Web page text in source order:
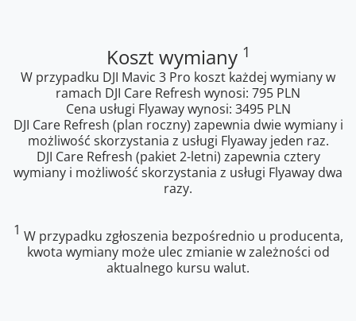
Koszt wymiany 1
W przypadku DJI Mavic 3 Pro koszt każdej wymiany w
ramach DJI Care Refresh wynosi: 795 PLN
Cena usługi Flyaway wynosi: 3495 PLN
DJI Care Refresh (plan roczny) zapewnia dwie wymiany i
możliwość skorzystania z usługi Flyaway jeden raz.
DJI Care Refresh (pakiet 2-letni) zapewnia cztery
wymiany i możliwość skorzystania z usługi Flyaway dwa
razy.
1 W przypadku zgłoszenia bezpośrednio u producenta,
kwota wymiany może ulec zmianie w zależności od
aktualnego kursu walut.